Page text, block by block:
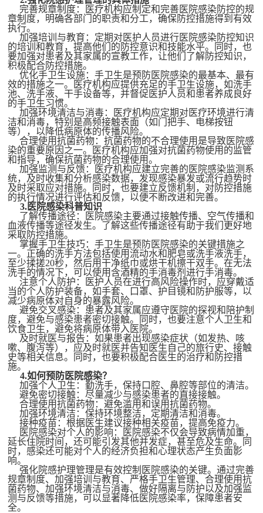
特别声明
关于我们
科普合作
联系我们
广告服务
加入我们
完善规章制度：医疗机构应制定和完善医院感染防控的规
章制度，明确各部门的职责和分工，确保防控措施得到有效
执行。
加强培训与教育：定期对医护人员进行医院感染防控知识
的培训和教育，提高他们的防控意识和技能水平。同时，也
要加强对患者及其家属的宣教工作，让他们了解防控知识，
积极配合防控措施。
优化手卫生设施：手卫生是预防医院感染的最基本、最有
效的措施之一。医疗机构应提供充足的手卫生设施，如洗手
池、洗手液、干手设备等，并督促医护人员和患者养成良好
的手卫生习惯。
加强环境清洁与消毒：医疗机构应定期对医疗环境进行清
洁和消毒，特别是高频接触表面（如门把手、电梯按钮
等），以降低病原体的传播风险。
合理使用抗菌药物：抗菌药物的不合理使用是导致医院感
染的重要原因之一。医疗机构应加强对抗菌药物使用的监管
和指导，确保抗菌药物的合理使用。
加强监测与反馈：医疗机构应建立完善的医院感染监测系
统，及时收集和分析感染数据，发现感染暴发或流行趋势时
及时采取应对措施。同时，也要建立反馈机制，对防控措施
的执行情况进行评估和反馈，以便不断改进和完善。
3.医院感染科普知识
了解传播途径：医院感染主要通过接触传播、空气传播和
血液传播等途径发生。了解这些传播途径有助于我们更好地
采取防控措施。
掌握手卫生技巧：手卫生是预防医院感染的关键措施之
一。正确的洗手方法包括使用流动水和肥皂或洗手液洗手，
至少揉搓20秒，然后用干净纸巾或烘干机擦干双手。在无法
洗手的情况下，可以使用含酒精的手消毒剂进行手消毒。
注意个人防护：医护人员在进行高风险操作时，应穿戴适
当的个人防护装备，如手套、口罩、护目镜和防护服等，以
减少病原体对自身的暴露风险。
避免交叉感染：患者及其家属应遵守医院的探视和陪护制
度，避免与感染患者密切接触。同时，也要注意个人卫生和
饮食卫生，避免将病原体带入医院。
及时就医与报告：如果患者出现感染症状（如发热、咳
嗽、腹泻等），应及时就医并告知医生自己的旅行史、接触
史等相关信息。同时，也要积极配合医生的治疗和防控措
施。
4.如何预防医院感染？
加强个人卫生：勤洗手，保持口腔、鼻腔等部位的清洁。
避免密切接触：尽量减少与感染患者的直接接触。
合理使用抗菌药物：避免滥用和误用抗菌药物。
加强环境清洁：保持环境整洁，定期清洁和消毒。
接种疫苗：根据医生建议接种相关疫苗，提高免疫力。
医院感染对个人的影响：医院感染不仅会导致病情加重，
延长住院时间，还可能引发其他并发症，甚至危及生命。同
时，感染还可能对个人的经济负担和心理状态产生负面影
响。
强化院感护理管理是有效控制医院感染的关键。通过完善
规章制度、加强培训与教育、严格手卫生管理、合理使用抗
菌药物、加强环境清洁与消毒、做好隔离与防护以及加强监
测与反馈等措施，可以显著降低医院感染率，保障患者安
全。